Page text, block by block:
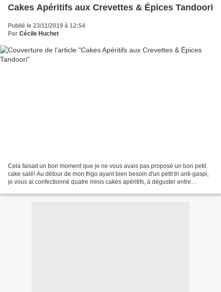
Cakes Apéritifs aux Crevettes & Épices Tandoori
Publié le 23/11/2019 à 12:54
Par Cécile Huchet
Cela faisait un bon moment que je ne vous avais pas proposé un bon petit
cake salé! Au détour de mon frigo ayant bien besoin d'un petit tri anti-gaspi,
je vous ai confectionné quatre minis cakes apéritifs, à déguster entre